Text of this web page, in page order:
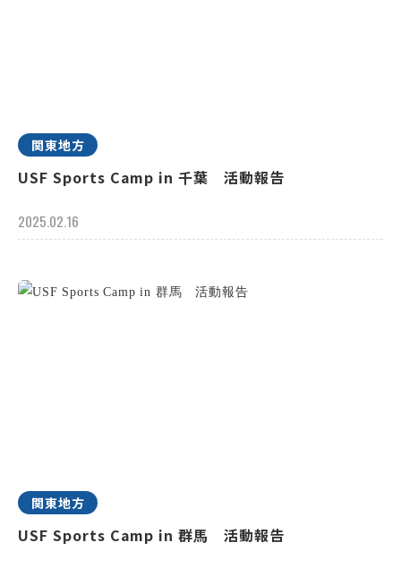
関東地方
USF Sports Camp in 千葉 活動報告
2025.02.16
関東地方
USF Sports Camp in 群馬 活動報告